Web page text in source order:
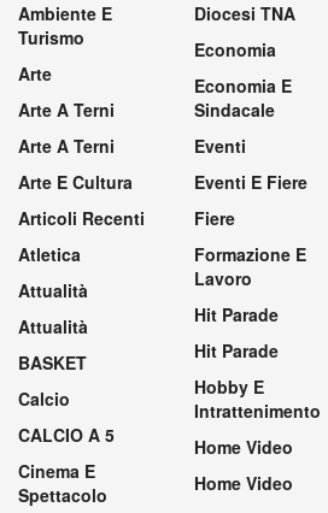
Ambiente E
Turismo
Arte
Arte A Terni
Arte A Terni
Arte E Cultura
Articoli Recenti
Atletica
Attualità
Attualità
BASKET
Calcio
CALCIO A 5
Cinema E
Spettacolo
Diocesi TNA
Economia
Economia E
Sindacale
Eventi
Eventi E Fiere
Fiere
Formazione E
Lavoro
Hit Parade
Hit Parade
Hobby E
Intrattenimento
Home Video
Home Video